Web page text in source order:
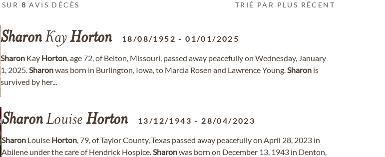
SUR 8 AVIS DÉCÈS TRIÉ PAR PLUS RÉCENT
SharonKayHorton 18/08/1952 -01/01/2025
Sharon Kay Horton, age 72, of Belton, Missouri, passed away peacefully on Wednesday, January
1, 2025.Sharonwas born in Burlington, Iowa, to Marcia Rosen and Lawrence Young.Sharon is
survived by her...
SharonLouise Horton 13/12/1943 - 28/04/2023
Sharon Louise Horton, 79, of Taylor County, Texas passed away peacefully on April 28, 2023 in
Abilene under the care of Hendrick Hospice.Sharonwas born on December 13, 1943 in Denton,